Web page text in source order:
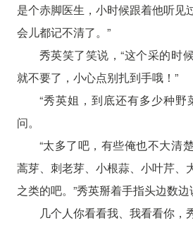
是个赤脚医生，小时候跟着他听见
会儿都记不清了。”
秀英笑了笑说，“这个采的时
就不要了，小心点别扎到手哦！”
“秀英姐，到底还有多少种野
问。
“太多了吧，有些俺也不大清
蒿芽、刺老芽、小根蒜、小叶芹、
之类的吧。”秀英掰着手指头边数边
几个人你看看我、我看看你，